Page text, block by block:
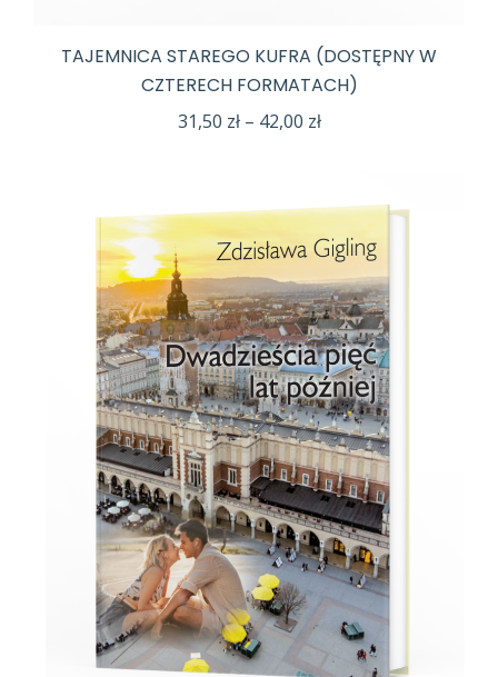
TAJEMNICA STAREGO KUFRA (DOSTĘPNY W
CZTERECH FORMATACH)
31,50 zł – 42,00 złZakres
31,50 zł
do
42,00 zł